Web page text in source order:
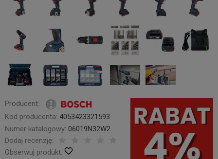
Producent:
Kod producenta: 4053423321593
Numer katalogowy: 06019N32W2
Dodaj recenzję:
Obserwuj produkt: